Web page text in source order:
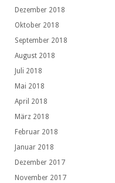
Dezember 2018
Oktober 2018
September 2018
August 2018
Juli 2018
Mai 2018
April 2018
März 2018
Februar 2018
Januar 2018
Dezember 2017
November 2017